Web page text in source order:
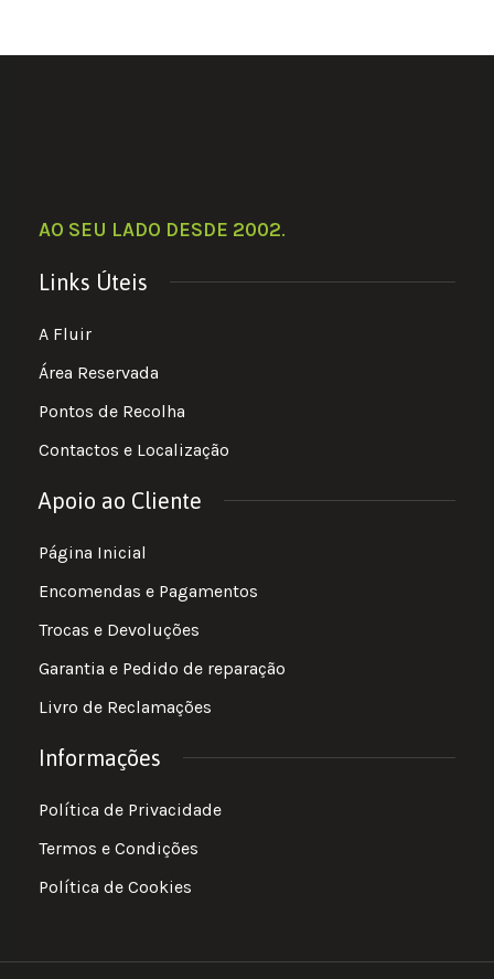
AO SEU LADO DESDE 2002.
Links Úteis
A Fluir
Área Reservada
Pontos de Recolha
Contactos e Localização
Apoio ao Cliente
Página Inicial
Encomendas e Pagamentos
Trocas e Devoluções
Garantia e Pedido de reparação
Livro de Reclamações
Informações
Política de Privacidade
Termos e Condições
Política de Cookies